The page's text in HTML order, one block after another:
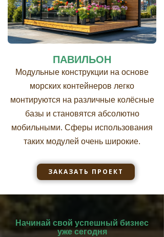
ПАВИЛЬОН
Модульные конструкции на основе
морских контейнеров легко
монтируются на различные колёсные
базы и становятся абсолютно
мобильными. Сферы использования
таких модулей очень широкие.
ЗАКАЗАТЬ ПРОЕКТ
Начинай свой успешный бизнес
уже сегодня